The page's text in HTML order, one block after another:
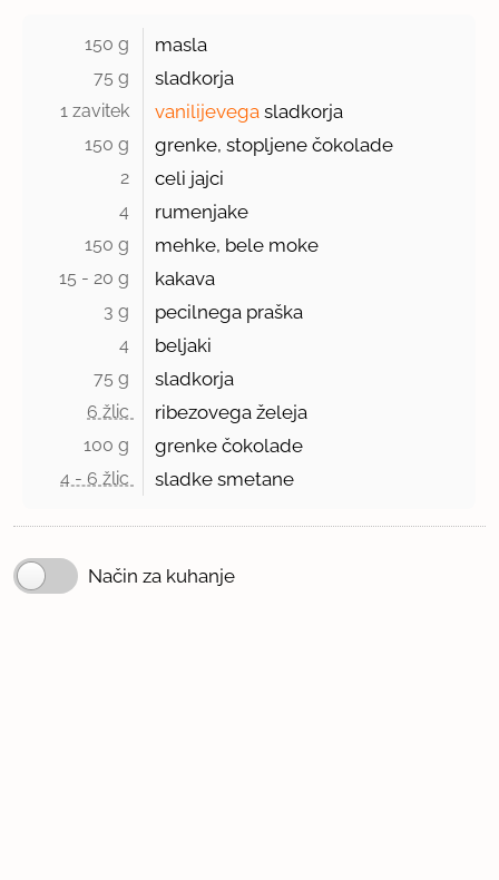
150 g masla
75 g sladkorja
1 zavitek vanilijevega sladkorja
150 g grenke, stopljene čokolade
2 celi jajci
4 rumenjake
150 g mehke, bele moke
15 - 20 g kakava
3 g pecilnega praška
4 beljaki
75 g sladkorja
6 žlic ribezovega želeja
100 g grenke čokolade
4 - 6 žlic sladke smetane
Način za kuhanje